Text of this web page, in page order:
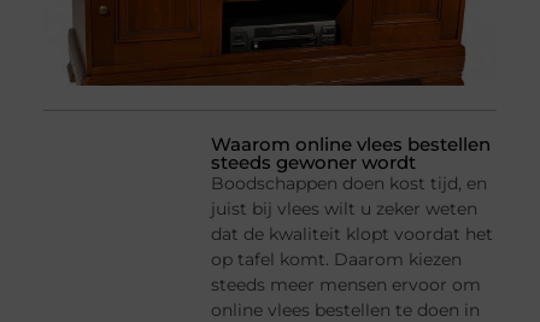
Waarom online vlees bestellen
steeds gewoner wordt
Boodschappen doen kost tijd, en
juist bij vlees wilt u zeker weten
dat de kwaliteit klopt voordat het
op tafel komt. Daarom kiezen
steeds meer mensen ervoor om
online vlees bestellen te doen in